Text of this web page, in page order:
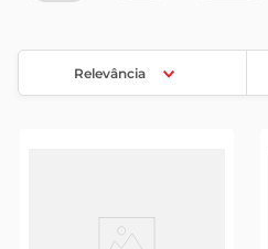
Relevância
cerveja